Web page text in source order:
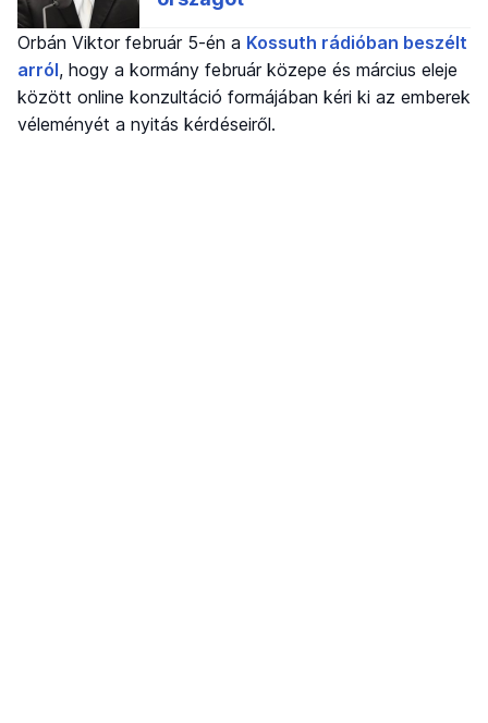
Orbán Viktor február 5-én a Kossuth rádióban beszélt
arról, hogy a kormány február közepe és március eleje
között online konzultáció formájában kéri ki az emberek
véleményét a nyitás kérdéseiről.